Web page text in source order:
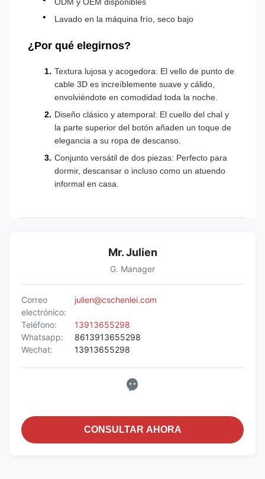
Lavado en la máquina frío, seco bajo
¿Por qué elegirnos?
Textura lujosa y acogedora: El vello de punto de
cable 3D es increíblemente suave y cálido,
envolviéndote en comodidad toda la noche.
Diseño clásico y atemporal: El cuello del chal y
la parte superior del botón añaden un toque de
elegancia a su ropa de descanso.
Conjunto versátil de dos piezas: Perfecto para
dormir, descansar o incluso como un atuendo
informal en casa.
Mr. Julien
G. Manager
Correo
electrónico:
julien@cschenlei.com
Teléfono:
13913655298
Whatsapp:
8613913655298
Wechat:
13913655298
CONSULTAR AHORA